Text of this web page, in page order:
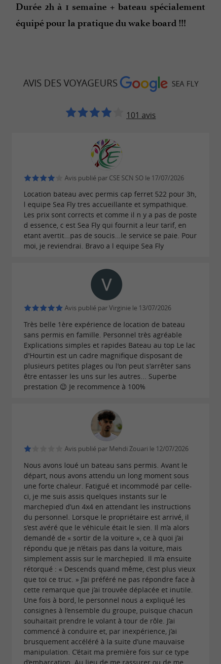
Durée 2h à 1 semaine + bateau spécialement
équipé pour la pratique du wake board !!!
AVIS DES VOYAGEURS SEA FLY
101 avis
Avis publié par CSE SCN SO le 17/07/2026
Location bateau avec permis cap ferret 522 pour 3h,
l equipe Sea Fly tres accueillante et sympathique.
Les prix sont corrects et comme il n y a pas de poste
d essence, c est Sea Fly qui fournit a leur tarif, en
etant avertit...pas de soucis...le service se paie. Pour
moi, je reviendrai. Bravo a l equipe Sea Fly
Avis publié par Virginie le 13/07/2026
Très belle 1ère expérience de location de bateau
sans permis en famille. Personnel très agréable
Explications simples et rapides Bateau au top Le lac
d'Hourtin est un cadre magnifique disposant de
plusieurs petites plages ou l'on peut s'arrêter sans
être entasser les uns sur les autres... Superbe
prestation 😉 Je recommence à 100%
Avis publié par Mehdi Zouari le 12/07/2026
Nous avons loué un bateau sans permis. Avant le
départ, nous avons attendu un long moment sous
une forte chaleur. Fatigué et incommodé par celle-
ci, je me suis assis quelques instants sur le
marchepied d’un 4x4 en attendant les instructions
du personnel. Lorsque le propriétaire est arrivé, il
s’est avéré que le véhicule était le sien. Il m’a alors
demandé de « sortir de la voiture », ce à quoi j’ai
répondu que je n’étais pas dans la voiture, mais
simplement assis sur le marchepied. Il m’a ensuite
rétorqué : « Descends quand même, c’est plus vieux
que toi ce truc. » J’ai préféré ne pas répondre face à
cette remarque que j’ai trouvée déplacée et inutile.
Une fois à bord, le personnel nous a expliqué les
consignes à l’ensemble du groupe, puisque chacun
souhaitait prendre le volant à tour de rôle. J’ai
commencé à conduire et, par inexpérience, j’ai
brusquement accéléré à la suite d’une mauvaise
manipulation. C’était ma première fois sur ce type